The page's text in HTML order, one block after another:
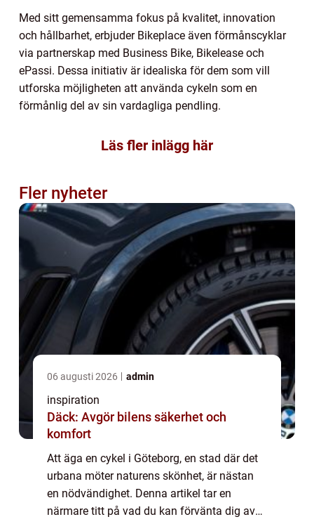
Med sitt gemensamma fokus på kvalitet, innovation
och hållbarhet, erbjuder Bikeplace även förmånscyklar
via partnerskap med Business Bike, Bikelease och
ePassi. Dessa initiativ är idealiska för dem som vill
utforska möjligheten att använda cykeln som en
förmånlig del av sin vardagliga pendling.
Läs fler inlägg här
Fler nyheter
06 augusti 2026 admin
inspiration
Däck: Avgör bilens säkerhet och
komfort
Att äga en cykel i Göteborg, en stad där det
urbana möter naturens skönhet, är nästan
en nödvändighet. Denna artikel tar en
närmare titt på vad du kan förvänta dig av